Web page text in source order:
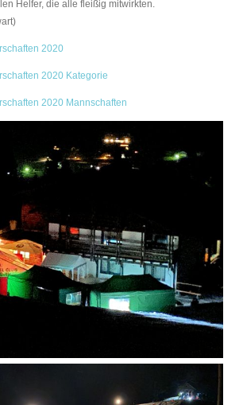
Helfer, die alle fleißig mitwirkten.
2020
2020 Kategorie
2020 Mannschaften